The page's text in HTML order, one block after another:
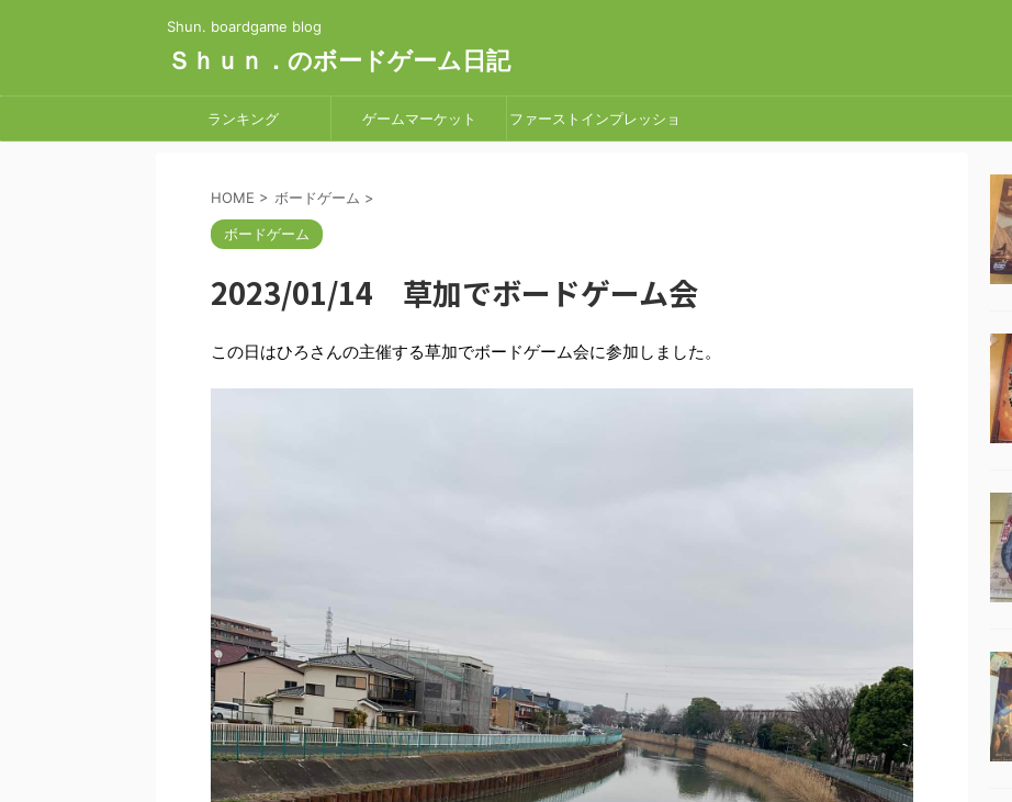
Shun. boardgame blog
Ｓｈｕｎ．のボードゲーム日記
ランキング ゲームマーケット ファーストインプレッショ
HOME > ボードゲーム >
ボードゲーム
2023/01/14 草加でボードゲーム会
この日はひろさんの主催する草加でボードゲーム会に参加しました。